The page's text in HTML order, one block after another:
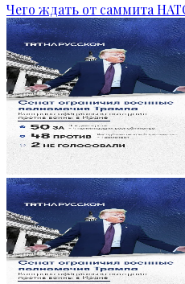
Чего ждать от саммита